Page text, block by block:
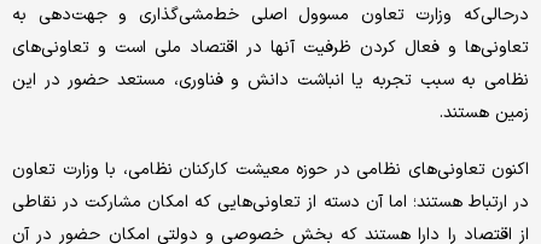
درحالی‌که وزارت تعاون مسوول اصلی خط‌مشی‌گذاری و جهت‌دهی به
تعاونی‌ها و فعال کردن ظرفیت آنها در اقتصاد ملی است و تعاونی‌های
نظامی به سبب تجربه یا انباشت دانش و فناوری، مستعد حضور در این
زمین هستند.
اکنون تعاونی‌های نظامی در حوزه معیشت کارکنان نظامی، با وزارت تعاون
در ارتباط هستند؛ اما آن دسته از تعاونی‌هایی که امکان مشارکت در نقاطی
از اقتصاد را دارا هستند که بخش خصوصی و دولتی امکان حضور در آن